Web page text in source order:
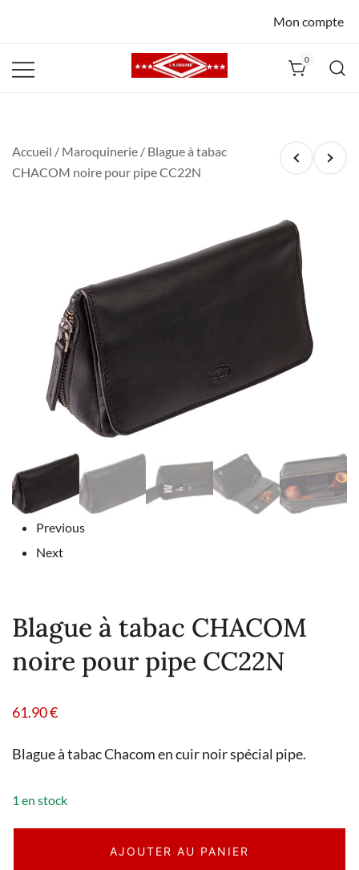
Mon compte
0
Accueil / Maroquinerie / Blague à tabac
CHACOM noire pour pipe CC22N
Previous
Next
Blague à tabac CHACOM
noire pour pipe CC22N
61.90€
Blague à tabac Chacom en cuir noir spécial pipe.
1 en stock
AJOUTER AU PANIER